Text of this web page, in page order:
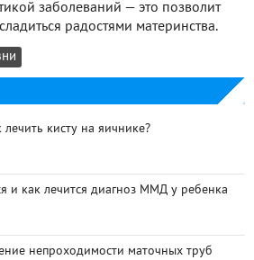
заболеваний — это позволит
радостями материнства.
лечить кисту на яичнике?
и как лечится диагноз ММД у ребенка
непроходимости маточных труб